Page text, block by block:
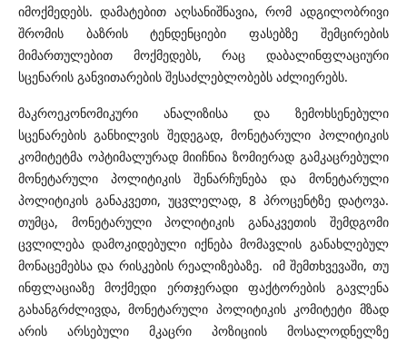
იმოქმედებს. დამატებით აღსანიშნავია, რომ ადგილობრივი
შრომის ბაზრის ტენდენციები ფასებზე შემცირების
მიმართულებით მოქმედებს, რაც დაბალინფლაციური
სცენარის განვითარების შესაძლებლობებს აძლიერებს.
მაკროეკონომიკური ანალიზისა და ზემოხსენებული
სცენარების განხილვის შედეგად, მონეტარული პოლიტიკის
კომიტეტმა ოპტიმალურად მიიჩნია ზომიერად გამკაცრებული
მონეტარული პოლიტიკის შენარჩუნება და მონეტარული
პოლიტიკის განაკვეთი, უცვლელად, 8 პროცენტზე დატოვა.
თუმცა, მონეტარული პოლიტიკის განაკვეთის შემდგომი
ცვლილება დამოკიდებული იქნება მომავლის განახლებულ
მონაცემებსა და რისკების რეალიზებაზე. იმ შემთხვევაში, თუ
ინფლაციაზე მოქმედი ერთჯერადი ფაქტორების გავლენა
გახანგრძლივდა, მონეტარული პოლიტიკის კომიტეტი მზად
არის არსებული მკაცრი პოზიციის მოსალოდნელზე